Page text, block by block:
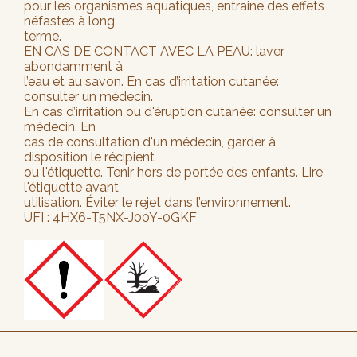
pour les organismes aquatiques, entraine des effets
néfastes à long
terme.
EN CAS DE CONTACT AVEC LA PEAU: laver
abondamment à
l’eau et au savon. En cas d’irritation cutanée:
consulter un médecin.
En cas d’irritation ou d'éruption cutanée: consulter un
médecin. En
cas de consultation d'un médecin, garder à
disposition le récipient
ou l'étiquette. Tenir hors de portée des enfants. Lire
l'étiquette avant
utilisation. Éviter le rejet dans l’environnement.
UFI : 4HX6-T5NX-J00Y-0GKF